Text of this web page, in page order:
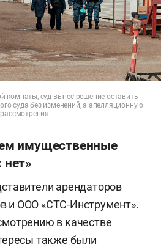
комнаты, суд вынес решение оставить
суда без изменений, а апелляционную
имущественные
арендаторов
и ООО «СТС-Инструмент».
в качестве
также были